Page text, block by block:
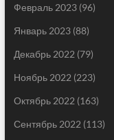
Февраль 2023(96)
Январь 2023(88)
Декабрь 2022 (79)
Ноябрь 2022 (223)
Октябрь 2022 (163)
Сентябрь 2022 (113)